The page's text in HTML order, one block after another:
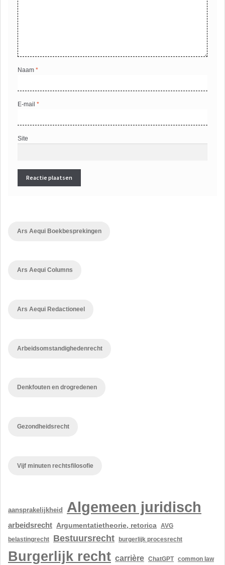
Naam*
E-mail*
Site
Ars Aequi Boekbesprekingen
Ars Aequi Columns
Ars Aequi Redactioneel
Arbeidsomstandighedenrecht
Denkfouten en drogredenen
Gezondheidsrecht
Vijf minuten rechtsfilosofie
aansprakelijkheid Algemeen juridisch
arbeidsrecht Argumentatietheorie, retorica AVG
belastingrecht Bestuursrecht burgerlijk procesrecht
Burgerlijk recht carrière ChatGPT common law